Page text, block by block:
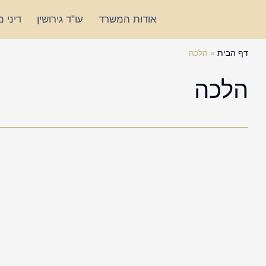
אודות המשרד עו"ד גירושין
דף הבית » הלכה
הלכה